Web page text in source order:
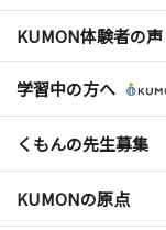
KUMON体験者の声
学習中の方へ
くもんの先生募集
KUMONの原点